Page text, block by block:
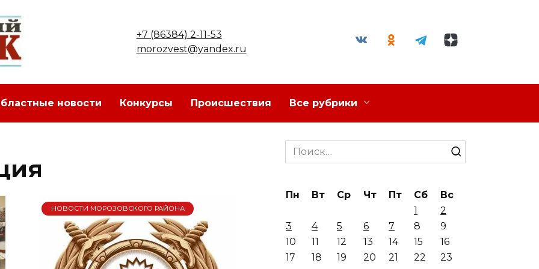
+7 (86384) 2-11-53
morozvest@yandex.ru
новости Конкурсы Происшествия Все рубрики
НОВОСТИ МОРОЗОВСКОГО РАЙОНА
Search
for:
Пн Вт Ср Чт Пт Сб
Вс
1
2
3
4 5 6 7 8
9
10
11 12 13 14 15
16
17
18 19 20 21 22
23